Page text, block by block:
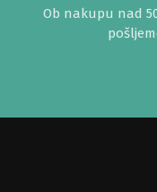
Ob nakupu nad